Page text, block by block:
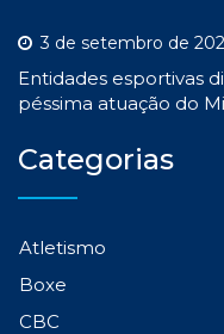
3 de setembro de
Entidades esportivas
péssima atuação do
Categorias
Atletismo
Boxe
CBC